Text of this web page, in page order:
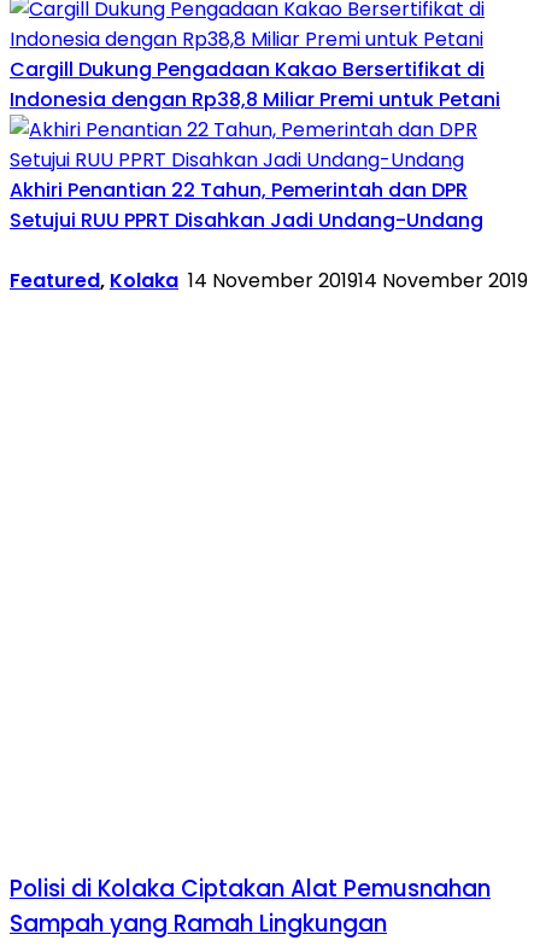
Cargill Dukung Pengadaan Kakao Bersertifikat di
Indonesia dengan Rp38,8 Miliar Premi untuk Petani
Akhiri Penantian 22 Tahun, Pemerintah dan DPR
Setujui RUU PPRT Disahkan Jadi Undang-Undang
Featured, Kolaka 14 November 201914 November 2019
Polisi di Kolaka Ciptakan Alat Pemusnahan
Sampah yang Ramah Lingkungan